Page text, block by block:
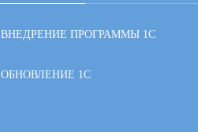
ВНЕДРЕНИЕ ПРОГРАММЫ 1С
ОБНОВЛЕНИЕ 1С